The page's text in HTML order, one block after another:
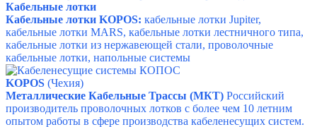
Кабельные лотки
Кабельные лотки KOPOS: кабельные лотки Jupiter,
кабельные лотки MARS, кабельные лотки лестничного типа,
кабельные лотки из нержавеющей стали, проволочные
кабельные лотки, напольные системы
KOPOS (Чехия)
Металлические Кабельные Трассы (МКТ) Российский
производитель проволочных лотков с более чем 10 летним
опытом работы в сфере производства кабеленесущих систем.